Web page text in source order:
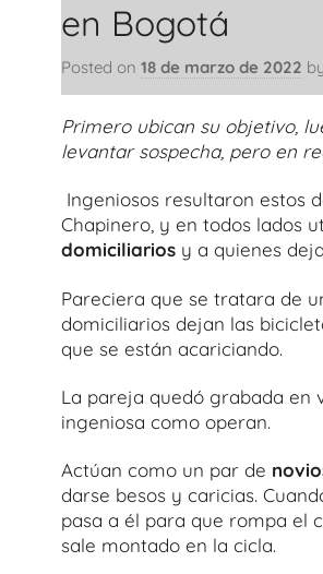
en Bogotá
Posted on 18 de marzo de 2022
Primero ubican su objetivo,
levantar sospecha, pero en
Ingeniosos resultaron estos
Chapinero, y en todos lados
domiciliarios y a quienes
Pareciera que se tratara de
domiciliarios dejan las
que se están acariciando.
La pareja quedó grabada en
ingeniosa como operan.
Actúan como un par de
darse besos y caricias.
pasa a él para que rompa el
sale montado en la cicla.